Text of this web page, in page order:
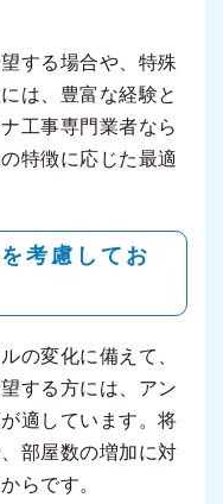
する場合や、特殊
は、豊富な経験と
工事専門業者なら
特徴に応じた最適
考慮してお
の変化に備えて、
する方には、アン
適しています。将
部屋数の増加に対
らです。